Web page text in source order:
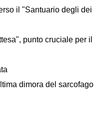
il "Santuario degli dei
punto cruciale per il
dimora del sarcofago